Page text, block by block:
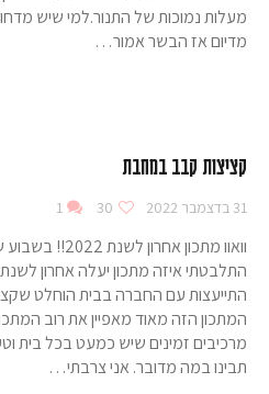
מעלות נמוכות של התנור.למי שיש
מדיום אז הבשר אמור…
קציצות קבב במחבת
31 בדצמבר 2022 30
1
וואוו מתכון
התייעצות עם החברה בבית הוחלט
המתכון הזה מאוד מאפיין את רוב
מרכיבים זמינים שיש כמעט בכל בית
תבינו במה מדובר. אני צרבתי…